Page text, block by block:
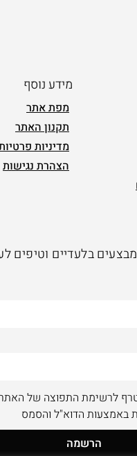
מידע נוסף
מפת אתר
תקנון האתר
מדיניות
הצהרת נגישות
בלעדיים וטיפים
לרשימת התפוצה של
באמצעות הדוא"ל והסמס
הרשמה